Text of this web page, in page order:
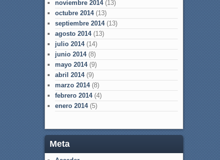
noviembre 2014(13)
octubre 2014(13)
septiembre 2014(13)
agosto 2014(13)
julio 2014(14)
junio 2014(8)
mayo 2014(9)
abril 2014(9)
marzo 2014(8)
febrero 2014(4)
enero 2014(5)
Meta